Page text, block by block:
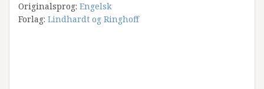
Originalsprog: Engelsk
Forlag: Lindhardt og Ringhoff